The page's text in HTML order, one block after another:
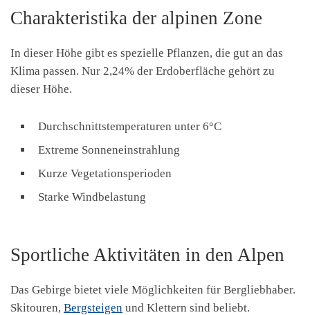
Charakteristika der alpinen Zone
In dieser Höhe gibt es spezielle Pflanzen, die gut an das
Klima passen. Nur 2,24% der Erdoberfläche gehört zu
dieser Höhe.
Durchschnittstemperaturen unter 6°C
Extreme Sonneneinstrahlung
Kurze Vegetationsperioden
Starke Windbelastung
Sportliche Aktivitäten in den Alpen
Das Gebirge bietet viele Möglichkeiten für Bergliebhaber.
Skitouren, Bergsteigen und Klettern sind beliebt.